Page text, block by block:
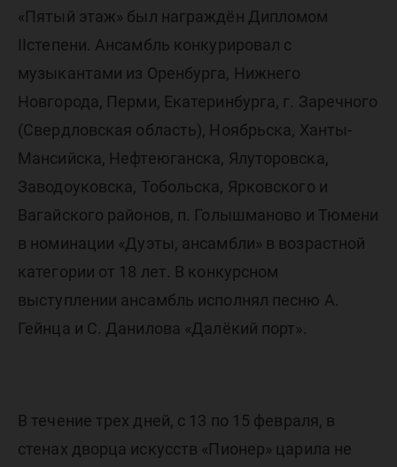
«Пятый этаж» был награждён Дипломом
IIстепени. Ансамбль конкурировал с
музыкантами из Оренбурга, Нижнего
Новгорода, Перми, Екатеринбурга, г. Заречного
(Свердловская область), Ноябрьска, Ханты-
Мансийска, Нефтеюганска, Ялуторовска,
Заводоуковска, Тобольска, Ярковского и
Вагайского районов, п. Голышманово и Тюмени
в номинации «Дуэты, ансамбли» в возрастной
категории от 18 лет. В конкурсном
выступлении ансамбль исполнял песню А.
Гейнца и С. Данилова «Далёкий порт».
В течение трех дней, с 13 по 15 февраля, в
стенах дворца искусств «Пионер» царила не